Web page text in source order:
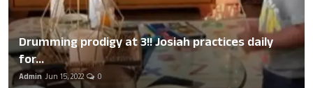
Drumming prodigy at 3!! Josiah practices daily
for...
Admin Jun 15, 2022 0